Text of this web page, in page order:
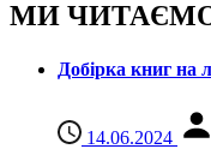
МИ
Добірка книг на
14.06.2024